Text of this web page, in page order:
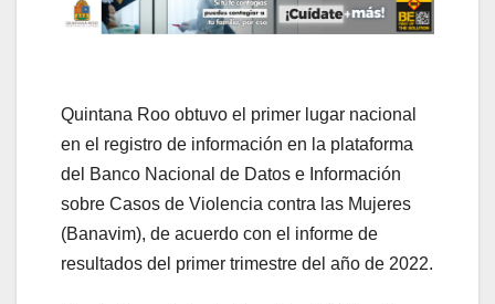
Quintana Roo obtuvo el primer lugar nacional
en el registro de información en la plataforma
del Banco Nacional de Datos e Información
sobre Casos de Violencia contra las Mujeres
(Banavim), de acuerdo con el informe de
resultados del primer trimestre del año de 2022.